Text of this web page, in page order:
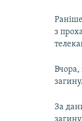
з
Вчора,
За